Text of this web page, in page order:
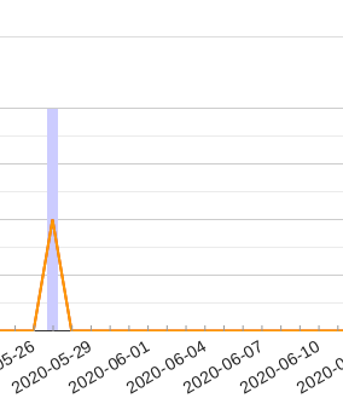
26
2020-05-292020-06-012020-06-042020-06-072020-06-10